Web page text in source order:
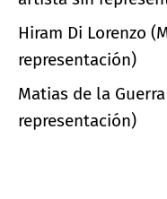
Hiram Di Lorenzo
representación)
Matias de la
representación)